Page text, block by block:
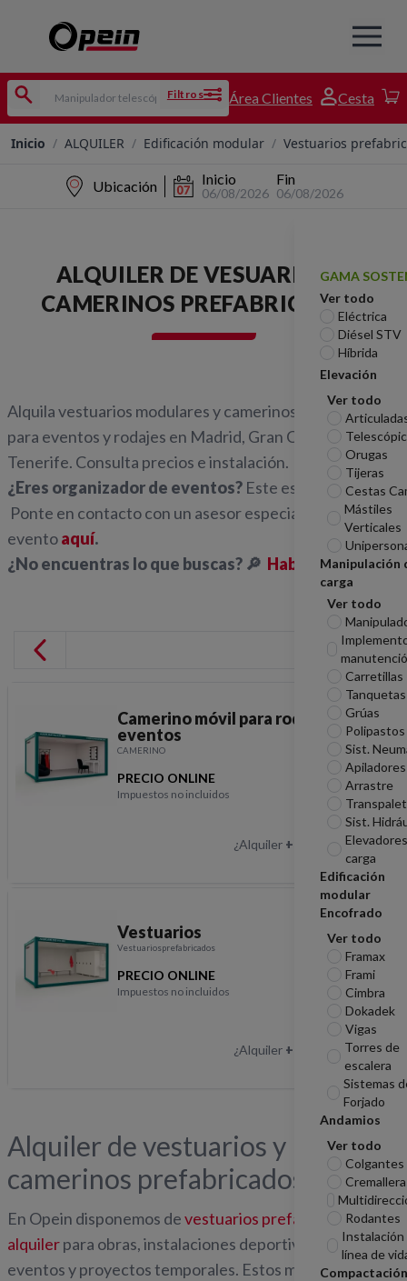
Filtros Área Clientes Cesta
Inicio / ALQUILER / Edificación modular / Vestuarios
Ubicación Inicio
06/08/2026
Fin
06/08/2026
GAMA
Ver todo
Eléctrica
Diésel STV
Híbrida
Elevación
Ver todo
Orugas
Tijeras
Cestas
Mástiles
Verticales
Manipulación
carga
Ver todo
Carretillas
Tanquetas
Grúas
Polipastos
Sist.
Apiladores
Arrastre
Sist.
carga
Edificación
modular
Encofrado
Ver todo
Framax
Frami
Cimbra
Dokadek
Vigas
Torres de
escalera
Sistemas
Forjado
Andamios
Ver todo
Colgantes
Rodantes
Instalación
línea de
ALQUILER DE VESUARIOS Y
CAMERINOS PREFABRICADOS
Alquila vestuarios modulares y camerinos prefabricados
para eventos y rodajes en Madrid, Gran Canaria y
Tenerife. Consulta precios e instalación.
¿Eres organizador de eventos? Este es tu catálogo
Ponte en contacto con un asesor especializado en
eventoaquí.
¿No encuentras lo que buscas? 🔎 Hablemos.
Camerino móvil para rodajes y
eventos
CAMERINO
PRECIO ONLINE
Impuestos no incluidos
Camerino móvil para
¿Alquiler +1 año? Hablemos
Descripción
Vestuarios
Vestuariosprefabricados
PRECIO ONLINE
Impuestos no incluidos
¿Alquiler +1 año? Hablemos
Descripción
Alquiler de vestuarios y
camerinos prefabricados
En Opein disponemos devestuarios prefabricados en
alquilerpara obras, instalaciones deportivas, industrias,
eventos y proyectos temporales. Estos módulos